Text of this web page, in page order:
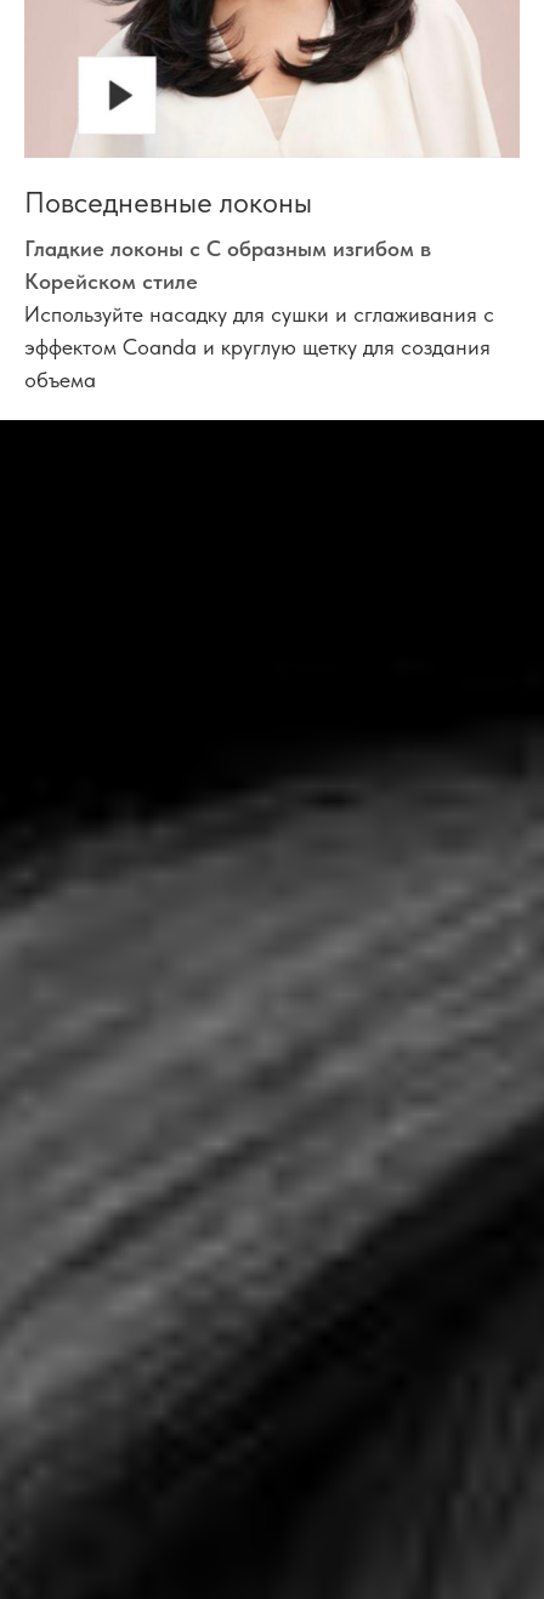
Повседневные локоны
Гладкие локоны с С образным изгибом в
Корейском стиле
Используйте насадку для сушки и сглаживания с
эффектом Coanda и круглую щетку для создания
объема